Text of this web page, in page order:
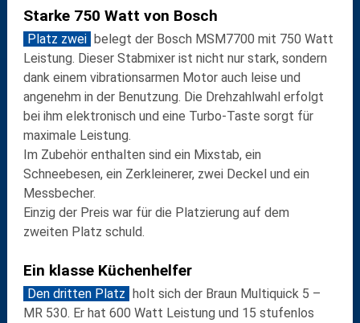
Starke 750 Watt von Bosch
Platz zwei belegt derBosch MSM7700 mit 750 Watt
Leistung. Dieser Stabmixer ist nicht nur stark, sondern
dank einem vibrationsarmen Motorauch leise und
angenehm in der Benutzung. Die Drehzahlwahl erfolgt
bei ihm elektronisch und eine Turbo-Taste sorgt für
maximale Leistung.
Im Zubehör enthalten sind ein Mixstab, ein
Schneebesen, ein Zerkleinerer, zwei Deckel und ein
Messbecher.
Einzig der Preis war für die Platzierung auf dem
zweiten Platz schuld.
Ein klasse Küchenhelfer
Den dritten Platz holt sich der Braun Multiquick 5 –
MR 530. Er hat 600 Watt Leistung und 15 stufenlos